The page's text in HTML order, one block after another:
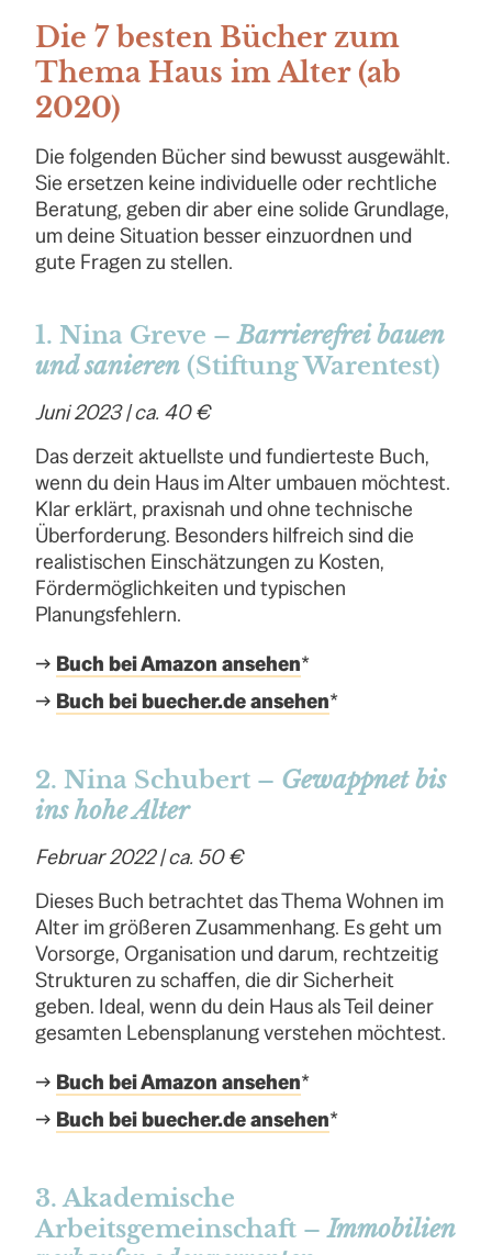
Die 7 besten Bücher zum
Thema Haus im Alter (ab
2020)
Die folgenden Bücher sind bewusst ausgewählt.
Sie ersetzen keine individuelle oder rechtliche
Beratung, geben dir aber eine solide Grundlage,
um deine Situation besser einzuordnen und
gute Fragen zu stellen.
1. Nina Greve –Barrierefrei bauen
und sanieren (Stiftung Warentest)
Juni 2023 | ca. 40 €
Das derzeit aktuellste und fundierteste Buch,
wenn du dein Haus im Alter umbauen möchtest.
Klar erklärt, praxisnah und ohne technische
Überforderung. Besonders hilfreich sind die
realistischen Einschätzungen zu Kosten,
Fördermöglichkeiten und typischen
Planungsfehlern.
→ Buch bei Amazon ansehen*
→ Buch bei buecher.de ansehen*
2. Nina Schubert – Gewappnet bis
ins hohe Alter
Februar 2022 | ca. 50 €
Dieses Buch betrachtet das Thema Wohnen im
Alter im größeren Zusammenhang. Es geht um
Vorsorge, Organisation und darum, rechtzeitig
Strukturen zu schaffen, die dir Sicherheit
geben. Ideal, wenn du dein Haus als Teil deiner
gesamten Lebensplanung verstehen möchtest.
→ Buch bei Amazon ansehen*
→ Buch bei buecher.de ansehen*
3. Akademische
Arbeitsgemeinschaft –Immobilien